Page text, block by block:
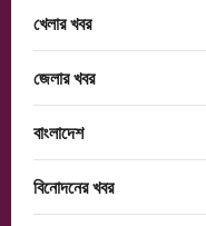
খেলার খবর
জেলার খবর
বাংলাদেশ
বিনোদনের খবর